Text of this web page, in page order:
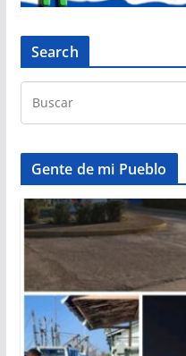
Search
Gente de mi Pueblo